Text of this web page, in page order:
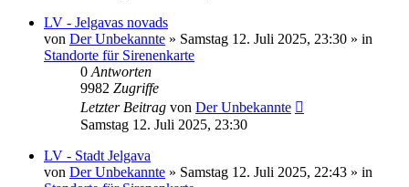
LV - Jelgavas novads
von Der Unbekannte » Samstag 12. Juli 2025, 23:30 » in
Standorte für Sirenenkarte
0 Antworten
9982 Zugriffe
Letzter Beitrag von Der Unbekannte
Samstag 12. Juli 2025, 23:30
LV - Stadt Jelgava
von Der Unbekannte » Samstag 12. Juli 2025, 22:43 » in